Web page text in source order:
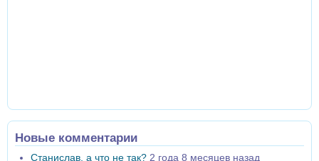
Новые комментарии
Станислав, а что не так? 2 года 8 месяцев назад